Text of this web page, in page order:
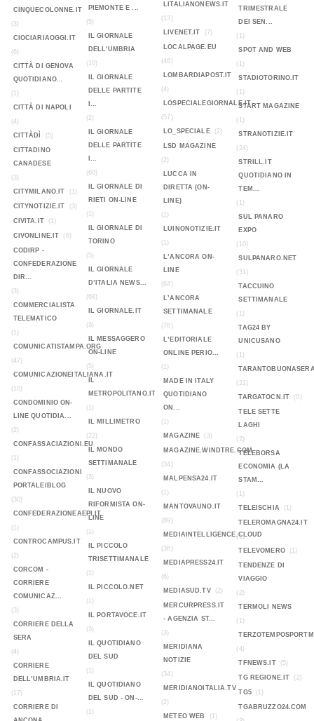
CINQUECOLONNE.IT
(3)
CIOCIARIAOGGI.IT
(6)
CITTÀ DI GENOVA
QUOTIDIANO...
(1)
CITTÀ DI NAPOLI
(4)
CITTÀDÌ
(5)
CITTADINO
CANADESE
(3)
CITYMILANO.IT
(1)
CITYNOTIZIE.IT (3)
CIVITA.IT (1)
CIVONLINE.IT (6)
CODIRP -
CONFEDERAZIONE
DIR...
(3)
COMMERCIALISTA
TELEMATICO
(1)
COMUNICATISTAMPA.ORG
(47)
COMUNICAZIONEITALIANA.IT
(10)
CONDOMINIO ON-
LINE QUOTIDIA...
(2)
CONFASSACIAZIONI.EU
(1)
CONFASSOCIAZIONI
PORTALE/BLOG
(30)
CONFEDERAZIONEAEPI.IT
(1)
CONTROCAMPUS.IT
(2)
CORCOM -
CORRIERE
COMUNICAZ...
(3)
CORRIERE DELLA
SERA
(4)
CORRIERE
DELL’UMBRIA.IT
(17)
CORRIERE DI
PIEMONTE E ...
(5)
IL GIORNALE
DELL'UMBRIA
(10)
IL GIORNALE
DELLE PARTITE
I...
(2)
IL GIORNALE
DELLE PARTITE
I...
(60)
IL GIORNALE DI
RIETI ON-LINE
(1)
IL GIORNALE DI
TORINO
(5)
IL GIORNALE
D’ITALIA NEWS...
(68)
IL GIORNALE.IT
(3)
IL MESSAGGERO
ON-LINE
(5)
IL
METROPOLITANO.IT
(1)
IL MILLIMETRO
(22)
IL MONDO
SETTIMANALE
(3)
IL NUOVO
RIFORMISTA ON-
LINE
(1)
IL PICCOLO
TRISETTIMANALE
(1)
IL PICCOLO.NET
(1)
IL PORTAVOCE.IT
(3)
IL QUOTIDIANO
DEL SUD
(1)
IL QUOTIDIANO
DEL SUD - ON-...
(1)
LITALIANONEWS.IT
(13)
LIVENET.IT
(7)
LOCALPAGE.EU
(46)
LOMBARDIAPOST.IT
(4)
LOSPECIALEGIORNALE.IT
(57)
LO_SPECIALE
(2)
LSD MAGAZINE
(2)
LUCCA IN
DIRETTA (ON-
LINE)
(1)
LUINONOTIZIE.IT
(1)
L’ANCORA ON-
LINE
(64)
L’ANCORA
SETTIMANALE
(76)
L’EDITORIALE
ONLINE PERIO...
(1)
MADE IN ITALY
QUOTIDIANO
ON...
(1)
MAGAZINE
(3)
MAGAZINE.WINDTRE.COM
(34)
MALPENSA24.IT
(1)
MANTOVAUNO.IT
(89)
MEDIAINTELLIGENCE.CLOUD
(36)
MEDIAPRESS24.IT
(6)
MEDIASUD.TV
(2)
MERCURPRESS.IT
- AGENZIA ST...
(3)
MERIDIANA
NOTIZIE
(34)
MERIDIANOITALIA.TV
(2)
METEO WEB
(1)
TRIMESTRALE
DEI SEN...
(1)
SPOT AND WEB
(1)
STADIOTORINO.IT
(1)
START MAGAZINE
(1)
STRANOTIZIE.IT
(24)
STRILL.IT
QUOTIDIANO IN
TEM...
(1)
SUL PANARO
EXPO
(10)
SULPANARO.NET
(31)
TACCUINO
SETTIMANALE
(1)
TAG24 BY
UNICUSANO
(1)
(21)
TARGATOCN.IT
(0)
TELE SETTE
LAGHI
(2)
TELEBORSA
ECONOMIA (LA
STAM...
(1)
TELEISCHIA
(1)
TELEROMAGNA24.IT
(1)
TELEVOMERO
(1)
TENDENZE DI
VIAGGIO
(2)
TERMOLI NEWS
(1)
(4)
TFNEWS.IT
(5)
TG REGIONE.IT (2)
TG5 (1)
TGABRUZZO24.COM